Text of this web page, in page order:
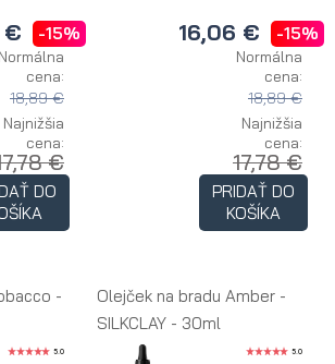
€ -15%
Normálna
cena:
18,89 €
Najnižšia
cena:
€
DO
16,06 € -15%
Normálna
cena:
18,89 €
Najnižšia
cena:
17,78 €
PRIDAŤ DO
KOŠÍKA
-
5.0
Olejček na bradu Amber -
SILKCLAY - 30ml
5.0